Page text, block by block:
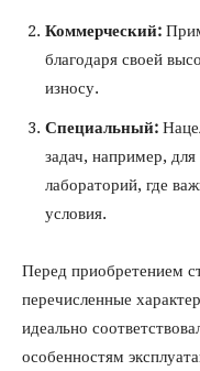
Коммерческий:
благодаря своей
износу.
Специальный:
задач, например,
лабораторий, где
условия.
Перед приобретением
перечисленные
идеально
особенностям